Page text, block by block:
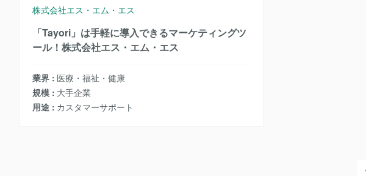
株式会社エス・エム・エス
「Tayori」は手軽に導入できるマーケティングツ
ール！株式会社エス・エム・エス
業界
医療・福祉・健康
規模
大手企業
用途
カスタマーサポート